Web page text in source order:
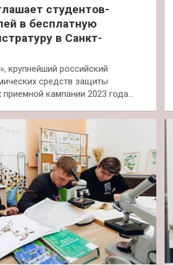
студентов-
в бесплатную
в Санкт-
крупнейший российский
средств защиты
приемной кампании 2023 года…